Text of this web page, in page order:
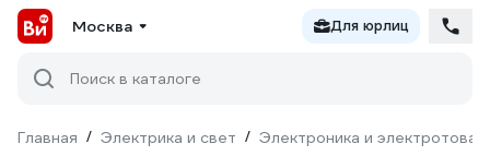
Москва Для юрлиц
Поиск в каталоге
Главная / Электрика и свет / Электроника и